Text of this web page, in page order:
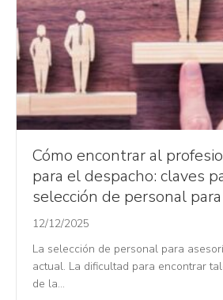
Cómo encontrar al
para el despacho: claves
selección de personal
12/12/2025
La selección de personal para
actual. La dificultad para encontrar
de la…